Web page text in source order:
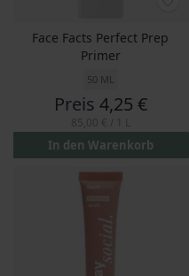
Face Facts Perfect Prep
Primer
50 ML
Preis 4,25 €
In den Warenkorb